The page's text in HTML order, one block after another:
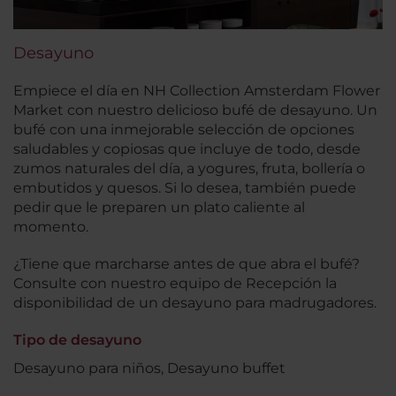
Desayuno
Empiece el día en NH Collection Amsterdam Flower
Market con nuestro delicioso bufé de desayuno. Un
bufé con una inmejorable selección de opciones
saludables y copiosas que incluye de todo, desde
zumos naturales del día, a yogures, fruta, bollería o
embutidos y quesos. Si lo desea, también puede
pedir que le preparen un plato caliente al
momento.
¿Tiene que marcharse antes de que abra el bufé?
Consulte con nuestro equipo de Recepción la
disponibilidad de un desayuno para madrugadores.
Tipo de desayuno
Desayuno para niños, Desayuno buffet